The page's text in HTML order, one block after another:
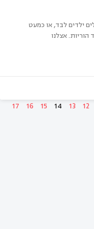
ילדים לבד, או כמעט
הוריות. אצלנו
12
13
14
15
16
17